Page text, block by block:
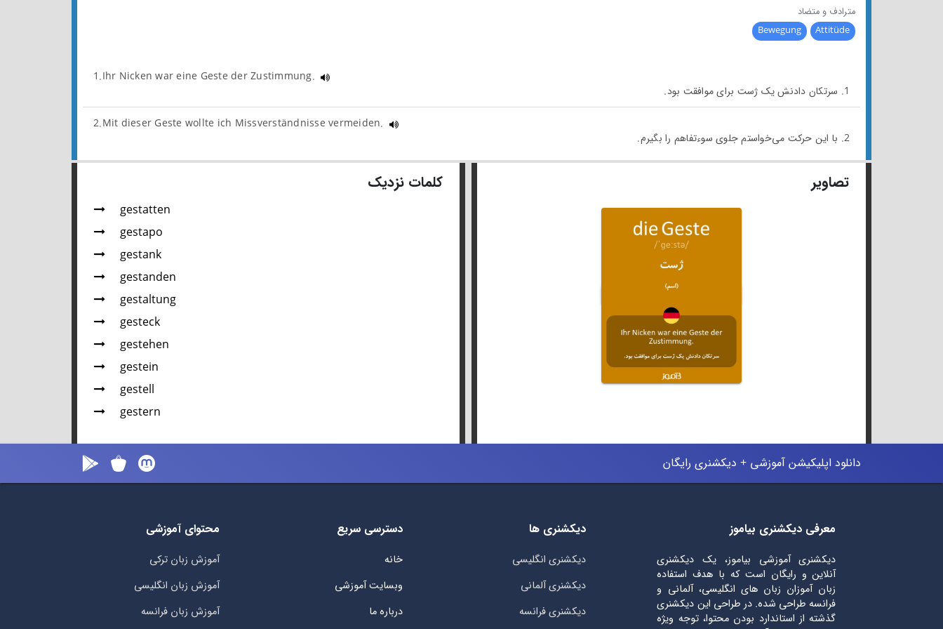
مترادف و متضاد
Attitüde
Bewegung
1.Ihr Nicken war eine Geste der Zustimmung.
1. سرتکان دادنش یک ژست برای موافقت بود.
2.Mit dieser Geste wollte ich Missverständnisse vermeiden.
2. با این حرکت می‌خواستم جلوی سوءتفاهم را بگیرم.
تصاویر کلمات نزدیک
gestatten
gestapo
gestank
gestanden
gestaltung
gesteck
gestehen
gestein
gestell
gestern
دانلود اپلیکیشن آموزشی + دیکشنری رایگان
معرفی دیکشنری بیاموز
دیکشنری آموزشی بیاموز، یک دیکشنری
آنلاین و رایگان است که با هدف استفاده
زبان آموزان زبان های انگلیسی، آلمانی و
فرانسه طراحی شده. در طراحی این دیکشنری
گذشته از استاندارد بودن محتوا، توجه ویژه
دیکشنری ها
دیکشنری انگلیسی
دیکشنری آلمانی
دیکشنری فرانسه
دسترسی سریع
خانه
وبسایت آموزشی
درباره ما
محتوای آموزشی
آموزش زبان ترکی
آموزش زبان انگلیسی
آموزش زبان فرانسه